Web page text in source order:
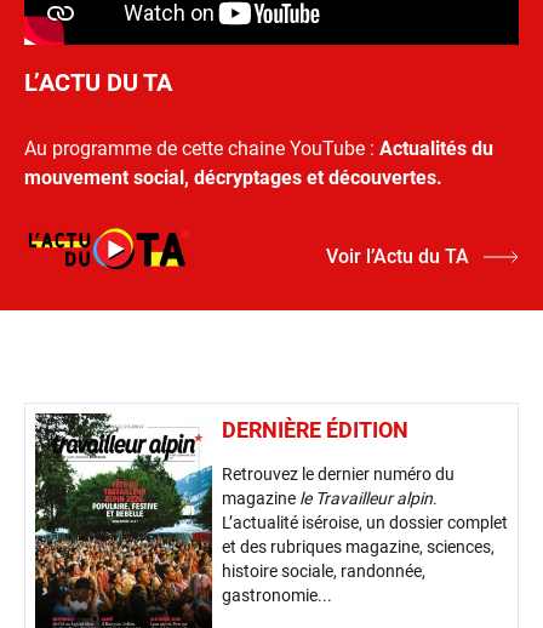
L’ACTU DU TA
Au programme de cette chaine YouTube : Actualités du
mouvement social, décryptages et découvertes.
Voir l’Actu du TA
DERNIÈRE ÉDITION
Retrouvez le dernier numéro du
magazine le Travailleur alpin.
L’actualité iséroise, un dossier complet
et des rubriques magazine, sciences,
histoire sociale, randonnée,
gastronomie...